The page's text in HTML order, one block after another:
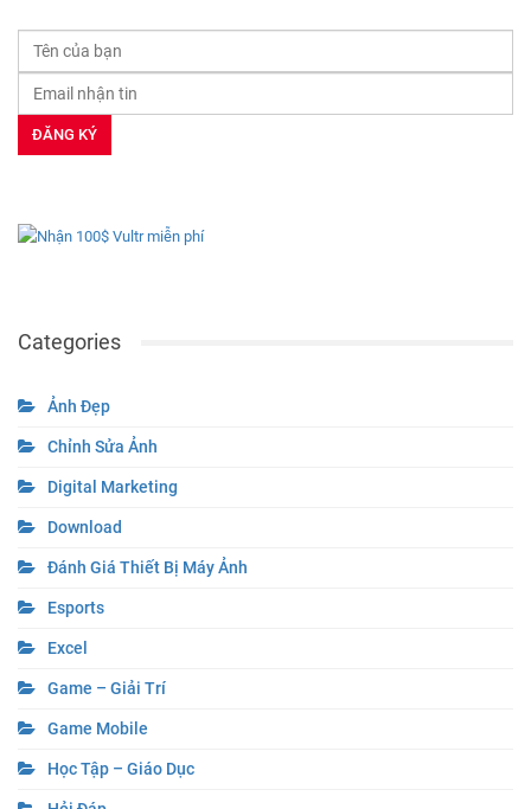
Categories
Ảnh Đẹp
Chỉnh Sửa Ảnh
Digital Marketing
Download
Đánh Giá Thiết Bị Máy Ảnh
Esports
Excel
Game – Giải Trí
Game Mobile
Học Tập – Giáo Dục